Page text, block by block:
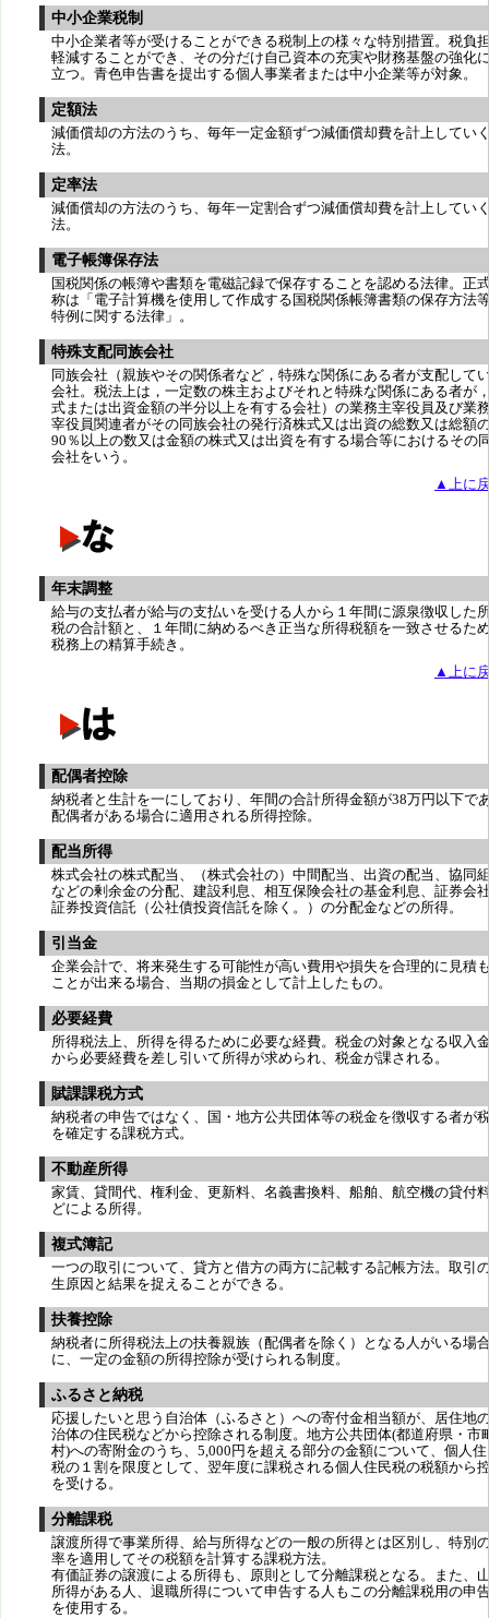
中小企業税制
中小企業者等が受けることができる税制上の様々な特別措置。税負
軽減することができ、その分だけ自己資本の充実や財務基盤の強化
立つ。青色申告書を提出する個人事業者または中小企業等が対象。
定額法
減価償却の方法のうち、毎年一定金額ずつ減価償却費を計上してい
法。
定率法
減価償却の方法のうち、毎年一定割合ずつ減価償却費を計上してい
法。
電子帳簿保存法
国税関係の帳簿や書類を電磁記録で保存することを認める法律。正
称は「電子計算機を使用して作成する国税関係帳簿書類の保存方法
特例に関する法律」。
特殊支配同族会社
同族会社（親族やその関係者など，特殊な関係にある者が支配して
会社。税法上は，一定数の株主およびそれと特殊な関係にある者が
式または出資金額の半分以上を有する会社）の業務主宰役員及び業
宰役員関連者がその同族会社の発行済株式又は出資の総数又は総額
90％以上の数又は金額の株式又は出資を有する場合等におけるその
会社をいう。
▲上に
年末調整
給与の支払者が給与の支払いを受ける人から１年間に源泉徴収した
税の合計額と、１年間に納めるべき正当な所得税額を一致させるた
税務上の精算手続き。
▲上に
配偶者控除
納税者と生計を一にしており、年間の合計所得金額が38万円以下で
配偶者がある場合に適用される所得控除。
配当所得
株式会社の株式配当、（株式会社の）中間配当、出資の配当、協同
などの剰余金の分配、建設利息、相互保険会社の基金利息、証券会
証券投資信託（公社債投資信託を除く。）の分配金などの所得。
引当金
企業会計で、将来発生する可能性が高い費用や損失を合理的に見積
ことが出来る場合、当期の損金として計上したもの。
必要経費
所得税法上、所得を得るために必要な経費。税金の対象となる収入
から必要経費を差し引いて所得が求められ、税金が課される。
賦課課税方式
納税者の申告ではなく、国・地方公共団体等の税金を徴収する者が
を確定する課税方式。
不動産所得
家賃、貸間代、権利金、更新料、名義書換料、船舶、航空機の貸付
どによる所得。
複式簿記
一つの取引について、貸方と借方の両方に記載する記帳方法。取引
生原因と結果を捉えることができる。
扶養控除
納税者に所得税法上の扶養親族（配偶者を除く）となる人がいる場
に、一定の金額の所得控除が受けられる制度。
ふるさと納税
応援したいと思う自治体（ふるさと）への寄付金相当額が、居住地
治体の住民税などから控除される制度。地方公共団体(都道府県・市
村)への寄附金のうち、5,000円を超える部分の金額について、個人
税の１割を限度として、翌年度に課税される個人住民税の税額から
を受ける。
分離課税
譲渡所得で事業所得、給与所得などの一般の所得とは区別し、特別
率を適用してその税額を計算する課税方法。
有価証券の譲渡による所得も、原則として分離課税となる。また、
所得がある人、退職所得について申告する人もこの分離課税用の申
を使用する。